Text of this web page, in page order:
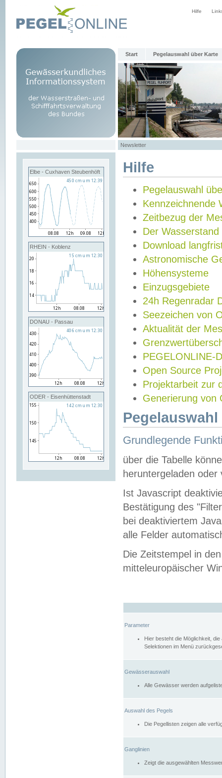
Hilfe
Start Pegelauswahl über Karte
Newsletter
Elbe - Cuxhaven Steubenhöft
RHEIN - Koblenz
DONAU - Passau
ODER - Eisenhüttenstadt
Hilfe
Pegelauswahl
Kennzeichnende
Zeitbezug der
Der Wasserstand
Download
Astronomische
Höhensysteme
Einzugsgebiete
24h Regenradar
Seezeichen von
Aktualität der
PEGELONLINE-
Open Source
Projektarbeit zur
Generierung von
Grundlegende
über die Tabelle
heruntergeladen oder
Ist Javascript
Bestätigung des
bei deaktiviertem
alle Felder
Die Zeitstempel in
mitteleuropäischer
Parameter
Hier besteht die Möglichkeit,
Selektionen im Menü
Gewässerauswahl
Alle Gewässer werden
Auswahl des Pegels
Die Pegellisten zeigen alle
Ganglinien
Zeigt die ausgewählten